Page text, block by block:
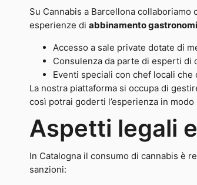
Su Cannabis a Barcellona
esperienze di abbinamento
Accesso a sale private dotate di
Consulenza da parte di esperti di
Eventi speciali con chef locali
La nostra piattaforma si occupa di
così potrai goderti l’esperienza in
Aspetti legali
In Catalogna il consumo di cannabis è
sanzioni: